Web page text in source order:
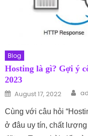
Blog
Hosting là gì? Gợi ý
2023
Posted on
August 17, 2022
Cùng với câu hỏi
ở đâu uy tín, chất